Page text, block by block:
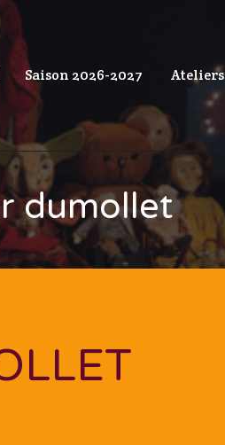
Saison 2026-2027 Ateliers
dumollet